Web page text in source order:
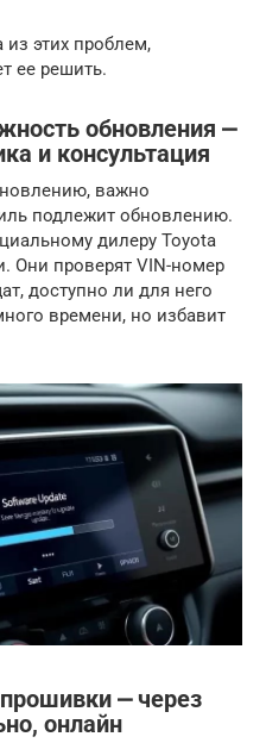
из этих проблем,
ее решить.
обновления ⎼
и консультация
важно
подлежит обновлению.
дилеру Toyota
Они проверят VIN-номер
доступно ли для него
времени, но избавит
⎼ через
онлайн